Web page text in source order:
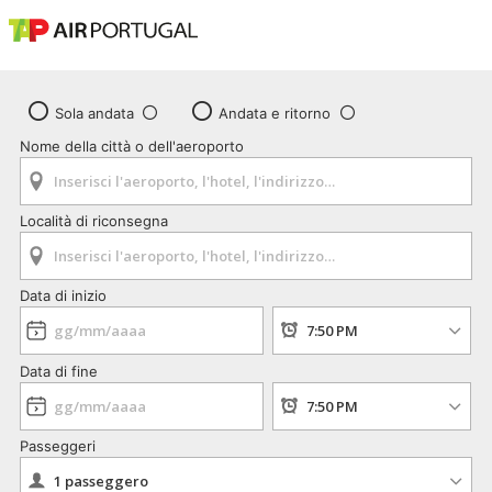
Sola andata
Andata e ritorno
Nome della città o dell'aeroporto
Località di riconsegna
Data di inizio
Data di fine
Passeggeri